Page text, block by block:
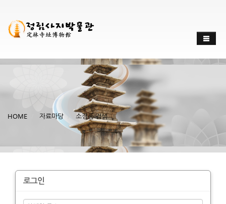
HOME 자료마당 소장품 검색
로그인